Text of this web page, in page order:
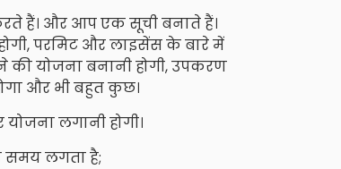
हैं। और आप एक सूची बनाते हैं।
परमिट और लाइसेंस के बारे में
योजना बनानी होगी, उपकरण
और भी बहुत कुछ।
लगानी होगी।
समय लगता है;